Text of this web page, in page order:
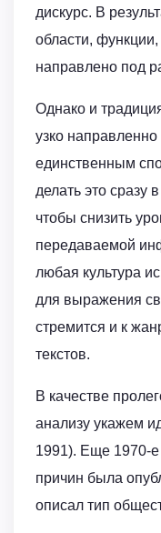
дискурс. В
области,
направлено под
Однако и
узко
единственным
делать это сразу
чтобы снизить
передаваемой
любая культура
для выражения
стремится и к
текстов.
В качестве
анализу укажем
1991). Еще 1970-е
причин была
описал тип